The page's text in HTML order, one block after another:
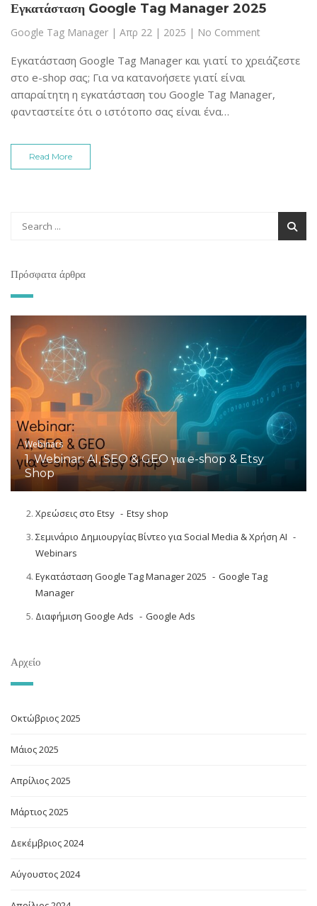
Εγκατάσταση Google Tag Manager 2025
Google Tag Manager | Απρ 22 | 2025 | No Comment
Εγκατάσταση Google Tag Manager και γιατί το χρειάζεστε
στο e-shop σας; Για να κατανοήσετε γιατί είναι
απαραίτητη η εγκατάσταση του Google Tag Manager,
φανταστείτε ότι ο ιστότοπο σας είναι ένα…
Read More
Πρόσφατα άρθρα
Webinars
1. Webinar: AI, SEO & GEO για e-shop & Etsy
Shop
Χρεώσεις στο Etsy
Etsy shop
Σεμινάριο Δημιουργίας Βίντεο για Social Media & Χρήση AI
Webinars
Εγκατάσταση Google Tag Manager 2025
Google Tag
Manager
Διαφήμιση Google Ads
Google Ads
Αρχείο
Οκτώβριος 2025
Μάιος 2025
Απρίλιος 2025
Μάρτιος 2025
Δεκέμβριος 2024
Αύγουστος 2024